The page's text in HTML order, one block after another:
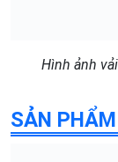
Hình ảnh
SẢN